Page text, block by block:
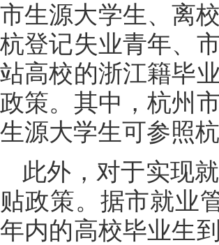
市生源大学生、离
杭登记失业青年、
站高校的浙江籍毕
政策。其中，杭州
生源大学生可参照
此外，对于实现
贴政策。据市就业
年内的高校毕业生